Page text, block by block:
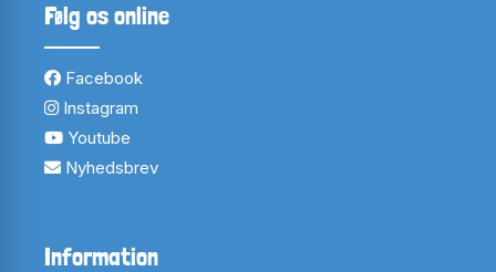
Følg os online
Facebook
Instagram
Youtube
Nyhedsbrev
Information